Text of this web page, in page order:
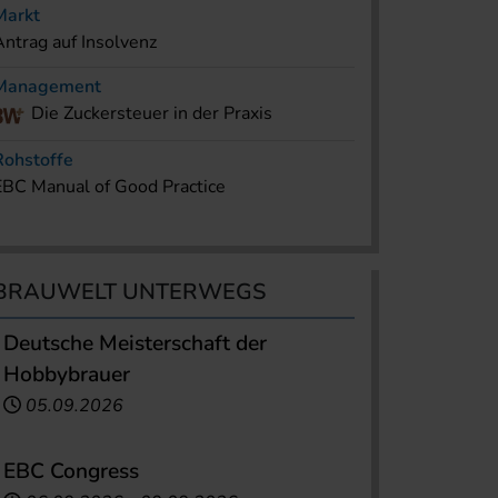
auf Insolvenz
Die Zuckersteuer in der Praxis
Manual of Good Practice
UNTERWEGS
Deutsche Meisterschaft der
Hobbybrauer
05.09.2026
EBC Congress